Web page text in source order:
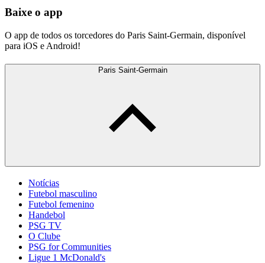
Baixe o app
O app de todos os torcedores do Paris Saint-Germain, disponível
para iOS e Android!
Paris Saint-Germain
Notícias
Futebol masculino
Futebol femenino
Handebol
PSG TV
O Clube
PSG for Communities
Ligue 1 McDonald's